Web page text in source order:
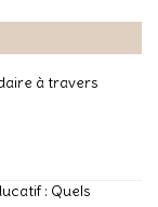
à travers
: Quels